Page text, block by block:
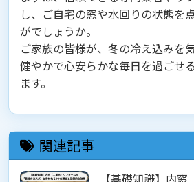
し、ご自宅の窓や水回りの状態を
がでしょうか。
ご家族の皆様が、冬の冷え込みを
健やかで心安らかな毎日を過ごせ
ます。
関連記事